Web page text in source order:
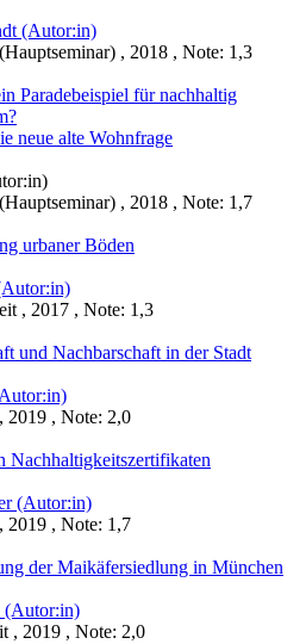
(Autor:in)
, 2018 , Note: 1,3
Paradebeispiel für nachhaltig
neue alte Wohnfrage
, 2018 , Note: 1,7
urbaner Böden
, 2017 , Note: 1,3
und Nachbarschaft in der Stadt
2019 , Note: 2,0
Nachhaltigkeitszertifikaten
(Autor:in)
2019 , Note: 1,7
der Maikäfersiedlung in München
(Autor:in)
, 2019 , Note: 2,0